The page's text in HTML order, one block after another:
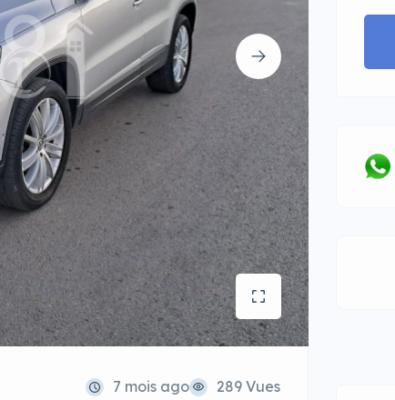
7 mois ago 289 Vues